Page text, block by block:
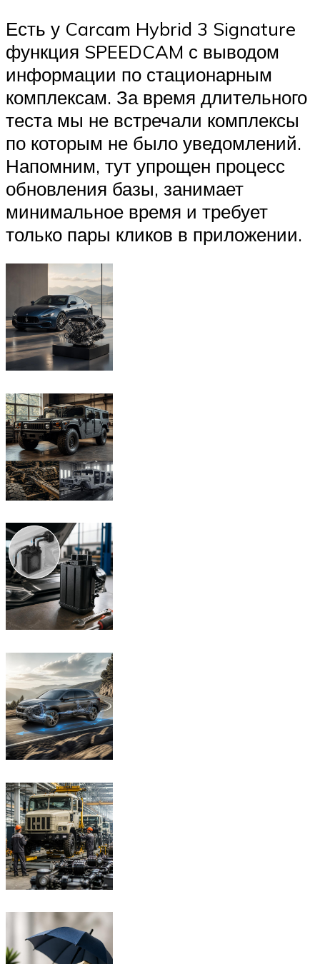
Есть у Carcam Hybrid 3 Signature
функция SPEEDCAM с выводом
информации по стационарным
комплексам. За время длительного
теста мы не встречали комплексы
по которым не было уведомлений.
Напомним, тут упрощен процесс
обновления базы, занимает
минимальное время и требует
только пары кликов в приложении.